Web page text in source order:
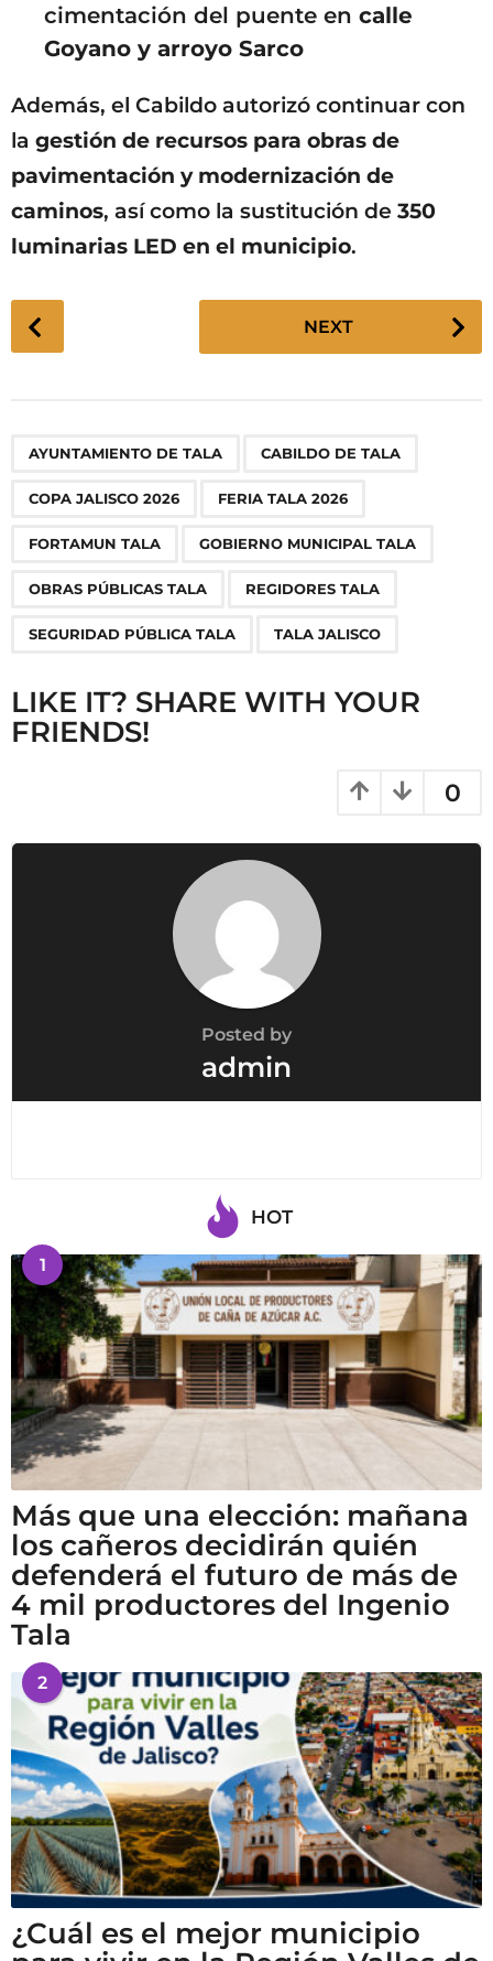
cimentación del puente en calle
Goyano y arroyo Sarco
Además, el Cabildo autorizó continuar con
la gestión de recursos para obras de
pavimentación y modernización de
caminos, así como la sustitución de 350
luminarias LED en el municipio.
P
o
g
n
NEXT
AYUNTAMIENTO DE TALA CABILDO DE TALA
COPA JALISCO 2026 FERIA TALA 2026
FORTAMUN TALA GOBIERNO MUNICIPAL TALA
OBRAS PÚBLICAS TALA REGIDORES TALA
SEGURIDAD PÚBLICA TALA TALA JALISCO
LIKE IT? SHARE WITH YOUR
FRIENDS!
0
Posted by
admin
HOT
1
Más que una elección: mañana
los cañeros decidirán quién
defenderá el futuro de más de
4 mil productores del Ingenio
Tala
2
¿Cuál es el mejor municipio